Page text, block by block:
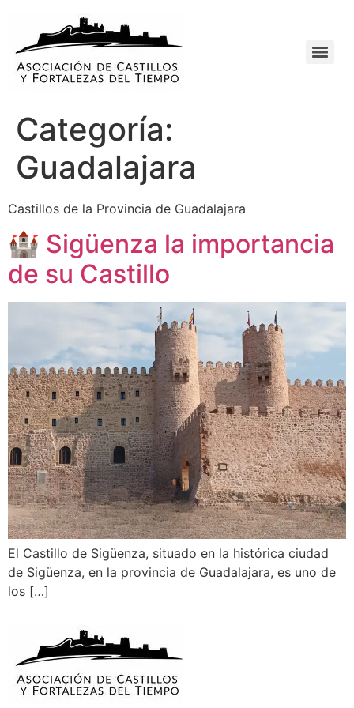
Categoría:
Guadalajara
Castillos de la Provincia de Guadalajara
🏰 Sigüenza la importancia
de su Castillo
El Castillo de Sigüenza, situado en la histórica ciudad
de Sigüenza, en la provincia de Guadalajara, es uno de
los […]